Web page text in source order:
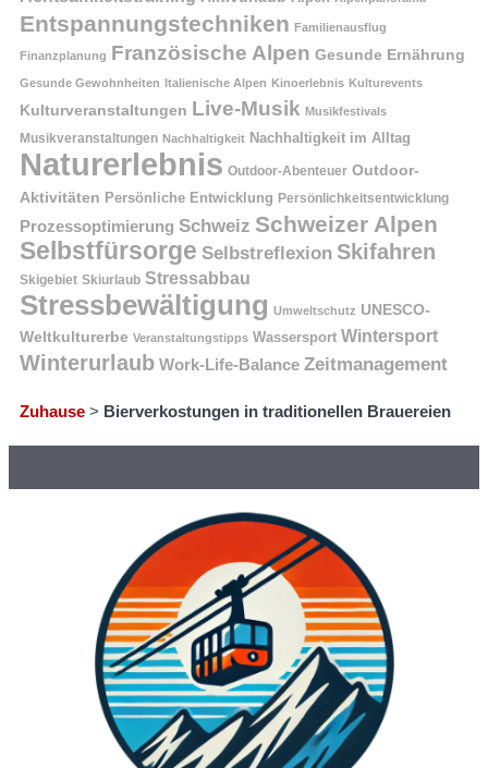
Entspannungstechniken Familienausflug
Finanzplanung Französische Alpen Gesunde Ernährung
Gesunde Gewohnheiten Italienische Alpen Kinoerlebnis Kulturevents
Kulturveranstaltungen Live-Musik Musikfestivals
Musikveranstaltungen Nachhaltigkeit Nachhaltigkeit im Alltag
Naturerlebnis Outdoor-Abenteuer Outdoor-
Aktivitäten Persönliche Entwicklung Persönlichkeitsentwicklung
Prozessoptimierung Schweiz Schweizer Alpen
Selbstfürsorge Selbstreflexion Skifahren
Skigebiet Skiurlaub Stressabbau
Stressbewältigung Umweltschutz UNESCO-
Weltkulturerbe Veranstaltungstipps Wassersport Wintersport
Winterurlaub Work-Life-Balance Zeitmanagement
Zuhause > Bierverkostungen in traditionellen Brauereien